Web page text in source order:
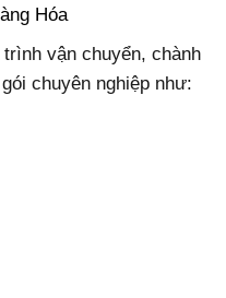
Hóa
vận chuyển, chành
chuyên nghiệp như: